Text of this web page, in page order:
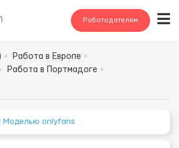
Работодателям
Работа в Европе
Работа в Портмадоге
onlyfans